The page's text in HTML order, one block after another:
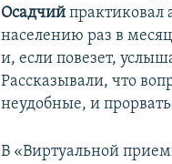
Осадчий практиковал
населению раз в
и, если повезет,
Рассказывали, что
неудобные, и
В «Виртуальной